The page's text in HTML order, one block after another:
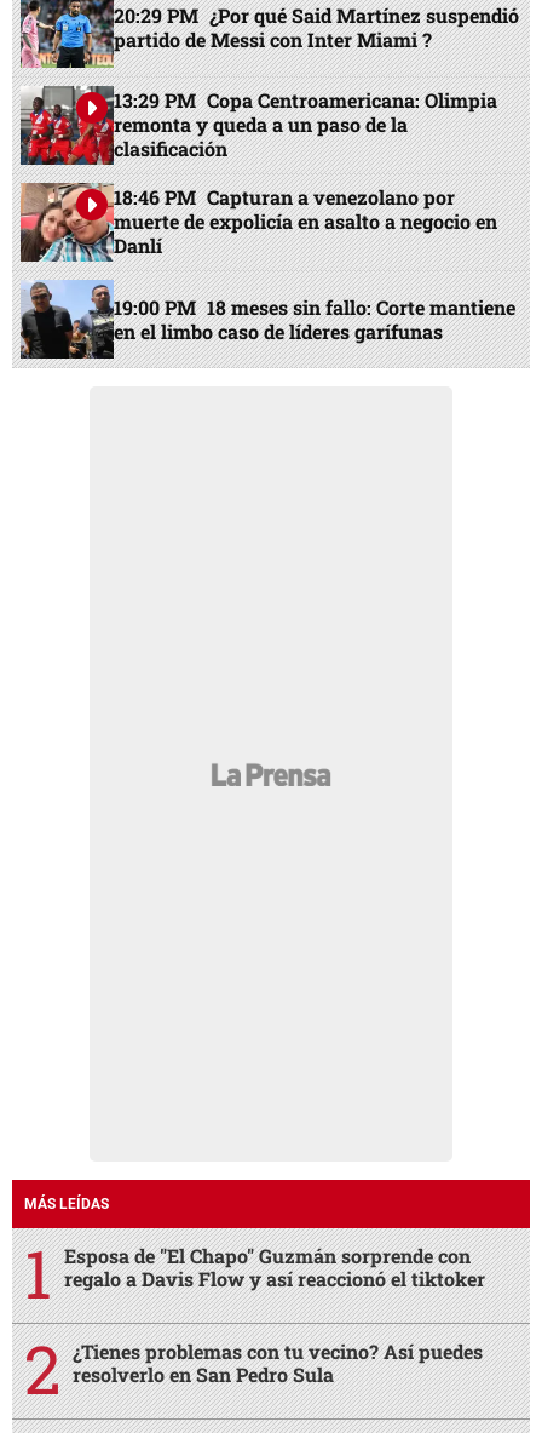
20:29 PM ¿Por qué Said Martínez suspendió
partido de Messi con Inter Miami ?
13:29 PM Copa Centroamericana: Olimpia
remonta y queda a un paso de la
clasificación
18:46 PM Capturan a venezolano por
muerte de expolicía en asalto a negocio en
Danlí
19:00 PM 18 meses sin fallo: Corte mantiene
en el limbo caso de líderes garífunas
MÁS LEÍDAS
Esposa de "El Chapo" Guzmán sorprende con
regalo a Davis Flow y así reaccionó el tiktoker
¿Tienes problemas con tu vecino? Así puedes
resolverlo en San Pedro Sula